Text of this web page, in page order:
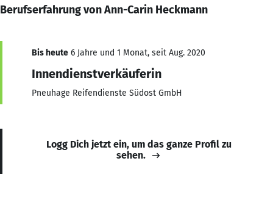
Berufserfahrung von Ann-Carin Heckmann
Bis heute 6 Jahre und 1 Monat, seit Aug. 2020
Innendienstverkäuferin
Pneuhage Reifendienste Südost GmbH
Logg Dich jetzt ein, um das ganze Profil zu
sehen.